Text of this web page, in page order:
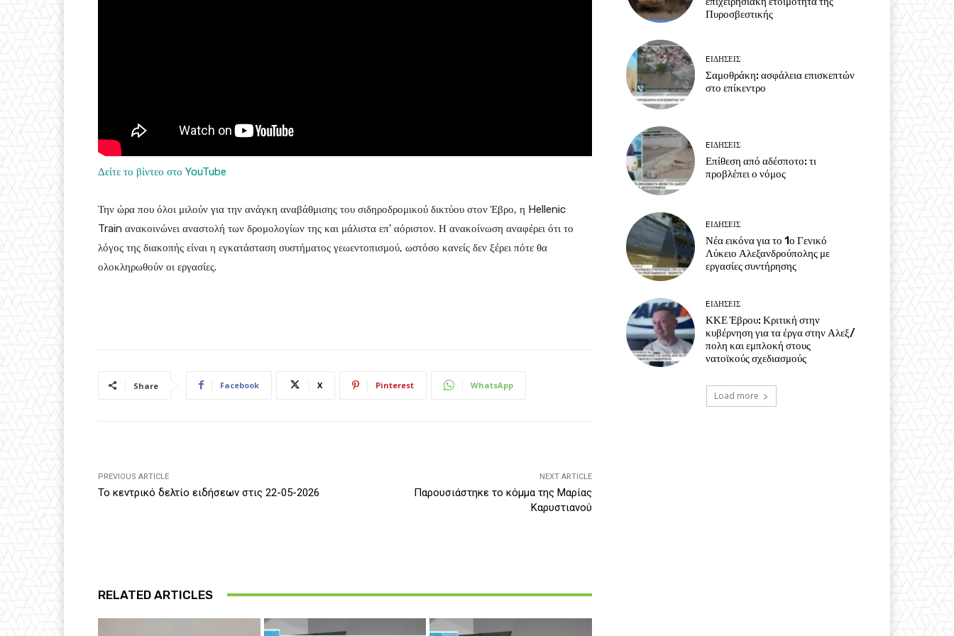
Δείτε το βίντεο στο YouTube
Την ώρα που όλοι μιλούν για την ανάγκη αναβάθμισης του σιδηροδρομικού δικτύου στον Έβρο, η Hellenic
Train ανακοινώνει αναστολή των δρομολογίων της και μάλιστα επ' αόριστον. Η ανακοίνωση αναφέρει ότι το
λόγος της διακοπής είναι η εγκατάσταση συστήματος γεωεντοπισμού, ωστόσο κανείς δεν ξέρει πότε θα
ολοκληρωθούν οι εργασίες.
Share Facebook X Pinterest WhatsApp
PREVIOUS ARTICLE
Το κεντρικό δελτίο ειδήσεων στις 22-05-2026
NEXT ARTICLE
Παρουσιάστηκε το κόμμα της Μαρίας
Καρυστιανού
RELATED ARTICLES
Πυροσβεστικής
EΙΔΗΣΕΙΣ
Σαμοθράκη: ασφάλεια επισκεπτών
στο επίκεντρο
EΙΔΗΣΕΙΣ
Επίθεση από αδέσποτο: τι
προβλέπει ο νόμος
EΙΔΗΣΕΙΣ
Νέα εικόνα για το 1ο Γενικό
Λύκειο Αλεξανδρούπολης με
εργασίες συντήρησης
EΙΔΗΣΕΙΣ
ΚΚΕ Έβρου: Κριτική στην
κυβέρνηση για τα έργα στην Αλεξ/
πολη και εμπλοκή στους
νατοϊκούς σχεδιασμούς
Load more